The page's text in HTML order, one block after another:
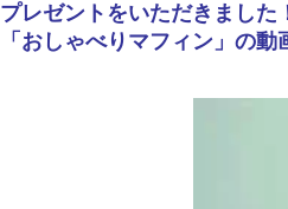
プレゼントをいただきました
「おしゃべりマフィン」の動